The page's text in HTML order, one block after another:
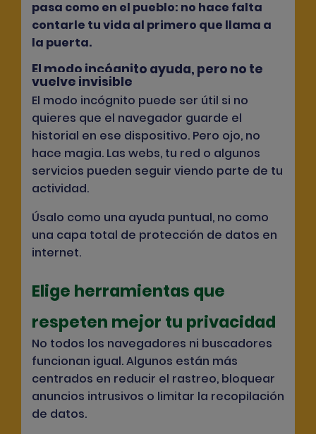
pasa como en el pueblo: no hace falta
contarle tu vida al primero que llama a
la puerta.
El modo incógnito ayuda, pero no te
vuelve invisible
El modo incógnito puede ser útil si no
quieres que el navegador guarde el
historial en ese dispositivo. Pero ojo, no
hace magia. Las webs, tu red o algunos
servicios pueden seguir viendo parte de tu
actividad.
Úsalo como una ayuda puntual, no como
una capa total de protección de datos en
internet.
Elige herramientas que
respeten mejor tu privacidad
No todos los navegadores ni buscadores
funcionan igual. Algunos están más
centrados en reducir el rastreo, bloquear
anuncios intrusivos o limitar la recopilación
de datos.